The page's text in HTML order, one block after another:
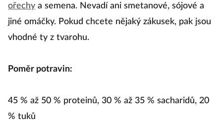
ořechy a semena. Nevadí ani smetanové, sójové a
jiné omáčky. Pokud chcete nějaký zákusek, pak jsou
vhodné ty z tvarohu.
Poměr potravin:
45 % až 50 % proteinů, 30 % až 35 % sacharidů, 20
% tuků